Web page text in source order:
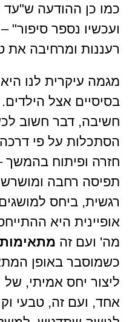
כמו כן ההודעה
ועכשיו נספר סיפור"
רעננות ומרחיבה את
מגמה עיקרית לנו
בסיסיים אצל
חשיבה, דבר חשוב
הסתכלות על פי
חזרה ופיתוח בהמשך
תפיסה רחבה
רגשית, ביחס
אופיינית היא
מה' ועם זה מתאימות
כשמוסבר באופן
ליצור יחס אמיתי,
אחד, ועם זה, טבעי